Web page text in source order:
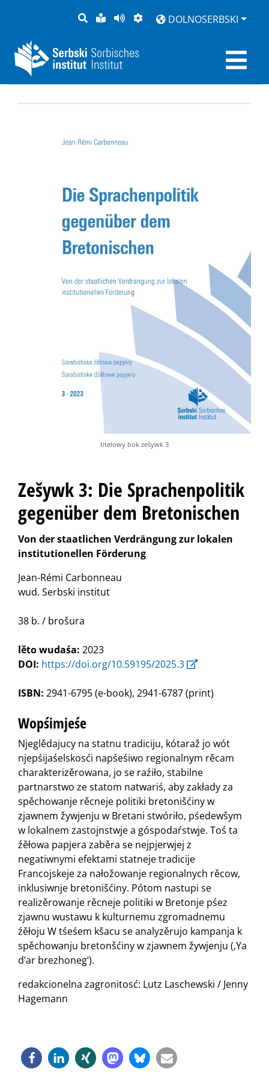
PYTANJE
LAŽKA
RĚC
BOK
PŚEDCYTAŚ
PŚEDSTAJENJE
DOLNOSERBSKI
titelowy bok zešywk 3
Zešywk 3: Die Sprachenpolitik
gegenüber dem Bretonischen
Von der staatlichen Verdrängung zur lokalen
institutionellen Förderung
Jean-Rémi Carbonneau
wud. Serbski institut
38 b. / brošura
lěto wudaśa: 2023
DOI: https://doi.org/10.59195/2025.3
ISBN: 2941-6795 (e-book), 2941-6787 (print)
Wopśimjeśe
Njeglědajucy na statnu tradiciju, kótaraž jo wót
njepśijaśelskosći napśeśiwo regionalnym rěcam
charakterizěrowana, jo se raźiło, stabilne
partnarstwo ze statom natwariś, aby zakłady za
spěchowanje rěcneje politiki bretonišćiny w
zjawnem žywjenju w Bretani stwóriło, pśedewšym
w lokalnem zastojnstwje a góspodaŕstwje. Toś ta
źěłowa papjera zaběra se nejpjerwjej z
negatiwnymi efektami statneje tradicije
Francojskeje za nałožowanje regionalnych rěcow,
inklusiwnje bretonišćiny. Pótom nastupi se
realizěrowanje rěcneje politiki w Bretonje pśez
zjawnu wustawu k kulturnemu zgromadnemu
źěłoju W tśeśem kšacu se analyzěrujo kampanja k
spěchowanju bretonšćiny w zjawnem žywjenju (‚Ya
d’ar brezhoneg‘).
redakcionelna zagronitosć: Lutz Laschewski / Jenny
Hagemann